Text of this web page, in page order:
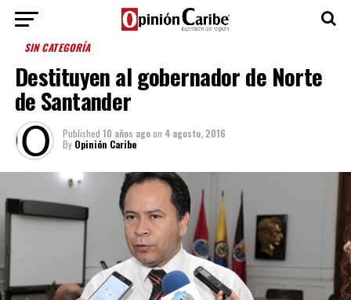
SIN CATEGORÍA
Destituyen al gobernador de Norte
de Santander
Published 10 años agoon 4 agosto, 2016
By Opinión Caribe